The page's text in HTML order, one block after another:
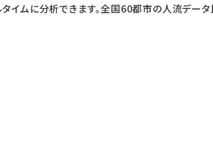
タイムに分析できます。全国60都市の人流データ